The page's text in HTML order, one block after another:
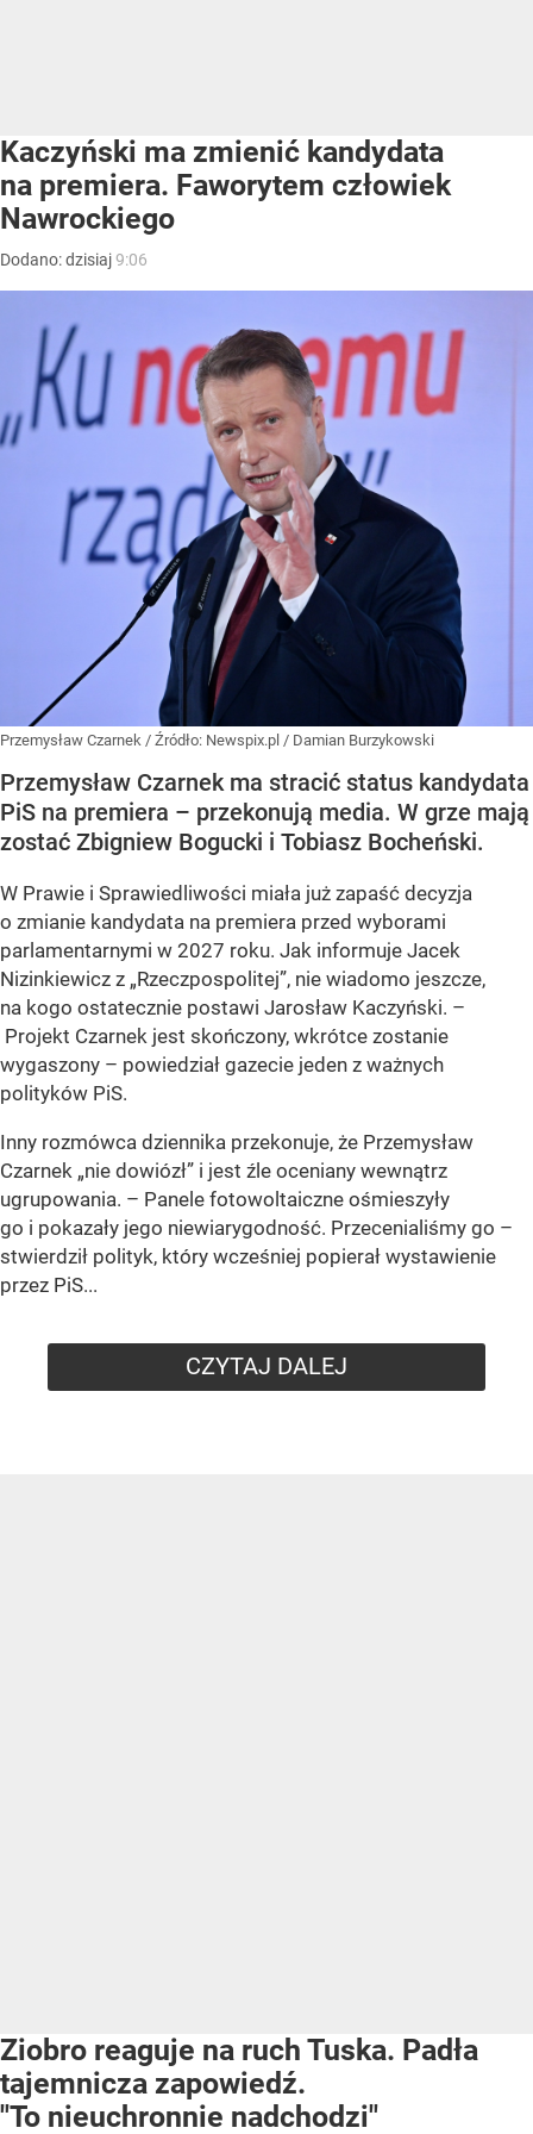
Kaczyński ma zmienić kandydata
na premiera. Faworytem człowiek
Nawrockiego
Dodano:dzisiaj9:06
Przemysław Czarnek / Źródło: Newspix.pl / Damian Burzykowski
Przemysław Czarnek ma stracić status kandydata
PiS na premiera – przekonują media. W grze mają
zostać Zbigniew Bogucki i Tobiasz Bocheński.
W Prawie i Sprawiedliwości miała już zapaść decyzja
o zmianie kandydata na premiera przed wyborami
parlamentarnymi w 2027 roku. Jak informuje Jacek
Nizinkiewicz z „Rzeczpospolitej”, nie wiadomo jeszcze,
na kogo ostatecznie postawi Jarosław Kaczyński. –
Projekt Czarnek jest skończony, wkrótce zostanie
wygaszony – powiedział gazecie jeden z ważnych
polityków PiS.
Inny rozmówca dziennika przekonuje, że Przemysław
Czarnek „nie dowiózł” i jest źle oceniany wewnątrz
ugrupowania. – Panele fotowoltaiczne ośmieszyły
go i pokazały jego niewiarygodność. Przecenialiśmy go –
stwierdził polityk, który wcześniej popierał wystawienie
przez PiS...
CZYTAJ DALEJ
Ziobro reaguje na ruch Tuska. Padła
tajemnicza zapowiedź.
"To nieuchronnie nadchodzi"